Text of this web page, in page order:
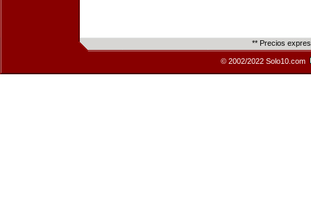
** Precios
© 2002/2022 Solo10.com